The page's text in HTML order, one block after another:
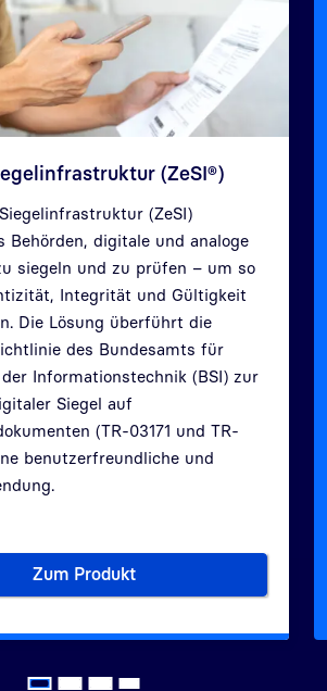
(SMC-B)
(ZeSI®)
(ZeSI)
Behörden, digitale und analoge
siegeln und zu prüfen – um so
Integrität und Gültigkeit
Die Lösung überführt die
des Bundesamts für
Informationstechnik (BSI) zur
Siegel auf
(TR-03171 und TR-
benutzerfreundliche und
Zum ProduktZentrale Siegelinfrastruktur